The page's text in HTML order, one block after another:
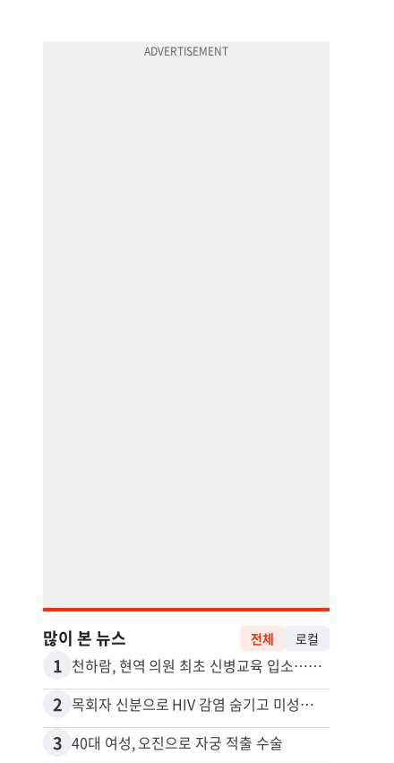
많이 본 뉴스 전체 로컬
1 천하람, 현역 의원 최초 신병교육 입소…논산서 2박3일 생활
2 목회자 신분으로 HIV 감염 숨기고 미성년자와 성관계
3 40대 여성, 오진으로 자궁 적출 수술